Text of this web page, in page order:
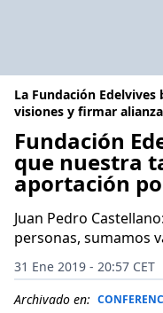
La Fundación
visiones y firmar
Fundación
que nuestra
aportación
Juan Pedro
personas, sumamos
31 Ene 2019 - 20:57 CET
Archivado en: